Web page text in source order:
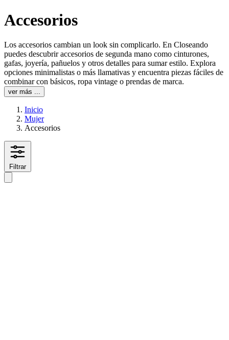
Accesorios
Los accesorios cambian un look sin complicarlo. En Closeando
puedes descubrir accesorios de segunda mano como cinturones,
gafas, joyería, pañuelos y otros detalles para sumar estilo. Explora
opciones minimalistas o más llamativas y encuentra piezas fáciles de
combinar con básicos, ropa vintage o prendas de marca.
ver más ...
Inicio
Mujer
Accesorios
Filtrar